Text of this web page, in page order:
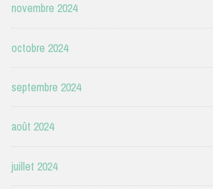
novembre 2024
octobre 2024
septembre 2024
août 2024
juillet 2024